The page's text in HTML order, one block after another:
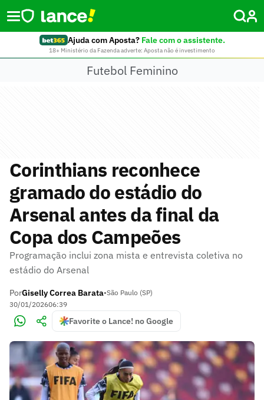
Ajuda com Aposta? Fale com o assistente.
18+ Ministério da Fazenda adverte: Aposta não é investimento
Futebol Feminino
Corinthians reconhece
gramado do estádio do
Arsenal antes da final da
Copa dos Campeões
Programação inclui zona mista e entrevista coletiva no
estádio do Arsenal
PorGiselly Correa Barata•São Paulo (SP)
30/01/202606:39
Favorite o Lance! no Google